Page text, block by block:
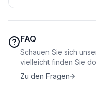
FAQ
Schauen Sie sich
vielleicht finden Sie
Zu den Fragen